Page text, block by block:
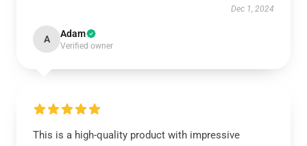
Dec 1, 2024
A Adam
Verified owner
This is a high-quality product with impressive